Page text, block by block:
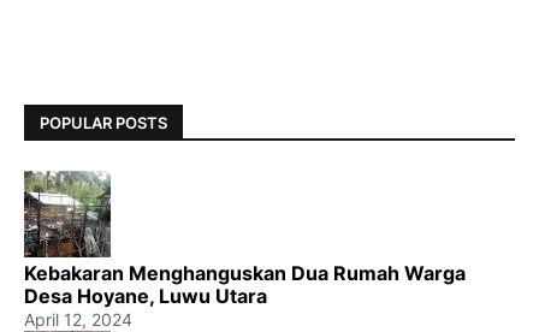
POPULAR POSTS
Kebakaran Menghanguskan Dua Rumah Warga
Desa Hoyane, Luwu Utara
April 12, 2024